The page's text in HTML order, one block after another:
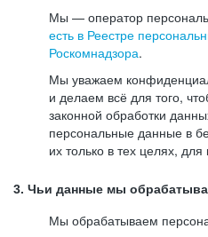
Мы — оператор
есть в Реестре
Роскомнадзора.
Мы уважаем
и делаем всё для того,
законной обработки
персональные данные в
их только в тех целях,
3. Чьи данные мы
Мы обрабатываем